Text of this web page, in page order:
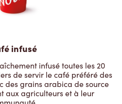
infusé
infusé toutes les 20
de servir le café préféré des
des grains arabica de source
aux agriculteurs et à leur